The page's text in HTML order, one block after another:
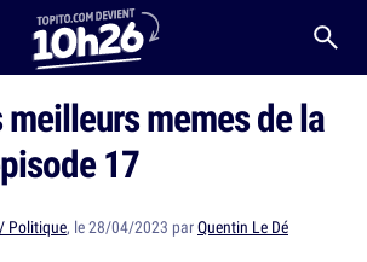
meilleurs memes de la
17
Politique, le 28/04/2023 parQuentin Le Dé